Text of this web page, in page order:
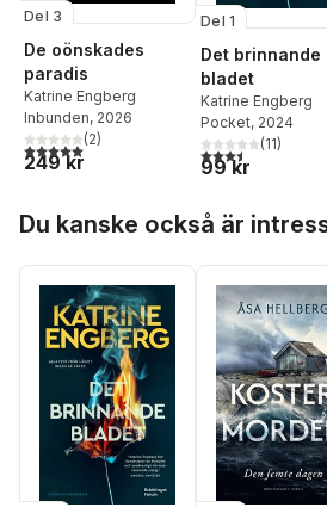
Del 3
De oönskades
paradis
Katrine Engberg
Inbunden, 2026
5,0utav 5 stjärnor. Totalt antal röster:
(2)
249 kr
Del 1
Det brinnande
bladet
Katrine Engberg
Pocket, 2024
3,5utav 5(11)
99 kr
Du kanske också är